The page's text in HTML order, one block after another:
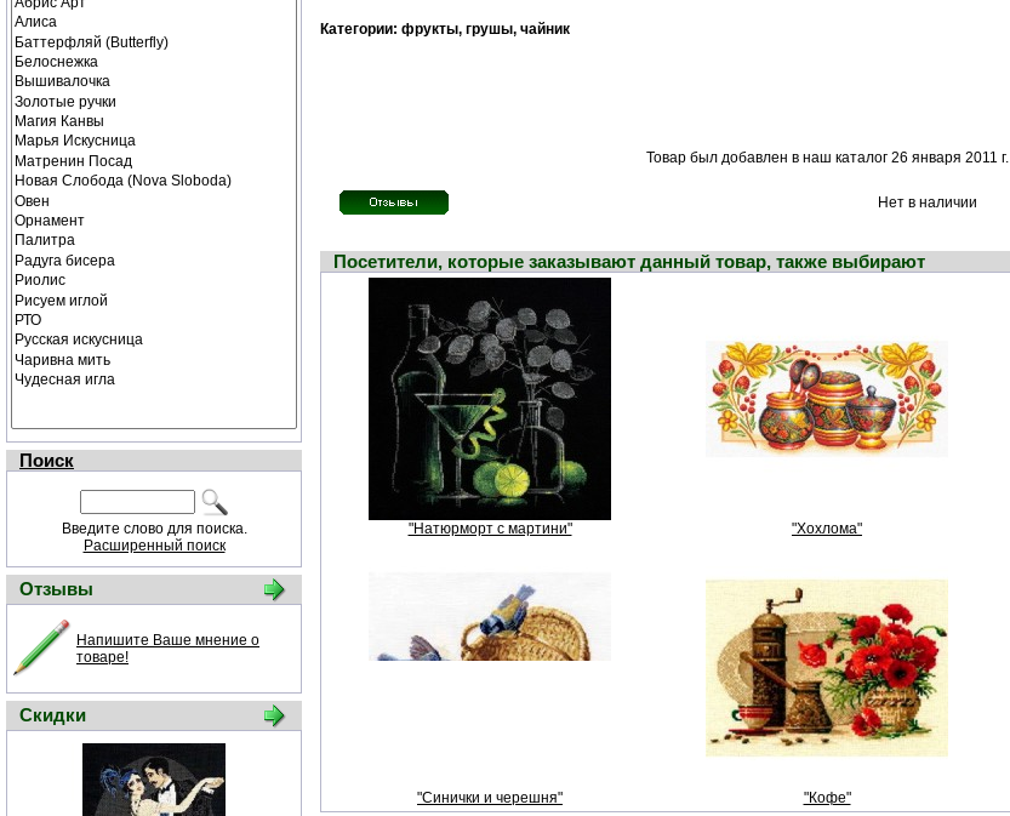
Поиск
Введите слово для поиска.
Расширенный поиск
Отзывы
Напишите Ваше мнение о
товаре!
Скидки
Категории: фрукты, грушы, чайник
Товар был добавлен в наш каталог 26 января 2011 г.
Нет в наличии
Посетители, которые заказывают данный товар, также выбирают
"Натюрморт с мартини" "Хохлома"
"Синички и черешня" "Кофе"